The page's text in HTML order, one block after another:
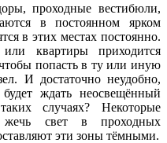
проходные вестибюли,
в постоянном ярком
в этих местах постоянно.
квартиры приходится
попасть в ту или иную
И достаточно неудобно,
ждать неосвещённый
случаях? Некоторые
жечь свет в проходных
эти зоны тёмными.